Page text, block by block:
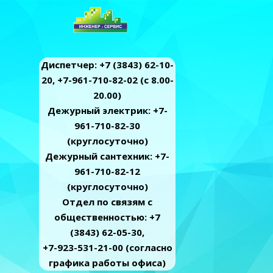
Диспетчер: +7 (3843) 62-10-
20, +7-961-710-82-02 (c 8.00-
20.00)
Дежурный электрик: +7-
961-710-82-30
(круглосуточно)
Дежурный сантехник: +7-
961-710-82-12
(круглосуточно)
Отдел по связям с
общественностью: +7
(3843) 62-05-30,
+7-923-531-21-00 (согласно
графика работы офиса)